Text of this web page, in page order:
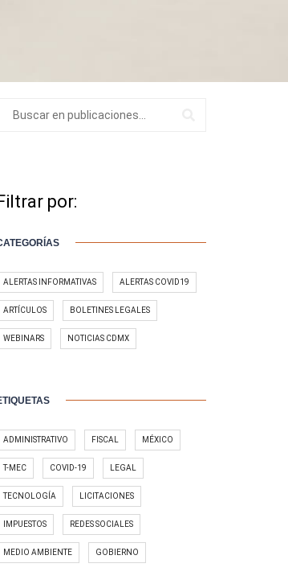
por:
ALERTAS INFORMATIVAS ALERTAS COVID19
ARTÍCULOS BOLETINES LEGALES
WEBINARS NOTICIAS CDMX
ADMINISTRATIVO FISCAL MÉXICO
T-MEC COVID-19 LEGAL
TECNOLOGÍA LICITACIONES
IMPUESTOS REDES SOCIALES
MEDIO AMBIENTE GOBIERNO